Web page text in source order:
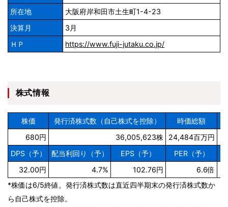
所在地
大阪府岸和田市土生町1-4-23
決算月
3月
ＨＰ
https://www.fuji-jutaku.co.jp/
株式情報
株価 発行済株式数（自己株式を控除） 時価総額
680円
36,005,623株
24,484百万円
DPS（予）
配当利回り（予） EPS（予） PER（予）
32.00円
4.7% 102.76円 6.6倍
*株価は6/5終値。発行済株式数は直近四半期末の発行済株式数か
ら自己株式を控除。